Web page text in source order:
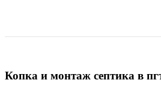
Копка и монтаж септика в